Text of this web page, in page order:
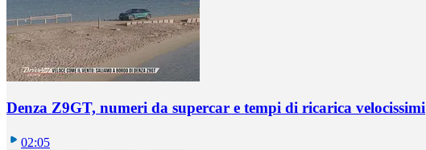
Denza Z9GT, numeri da supercar e tempi di ricarica velocissimi
02:05